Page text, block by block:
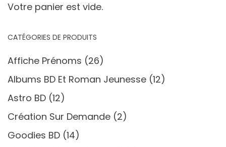
Votre panier est vide.
CATÉGORIES DE PRODUITS
Affiche Prénoms (26)
Albums BD Et Roman Jeunesse (12)
Astro BD (12)
Création Sur Demande (2)
Goodies BD (14)